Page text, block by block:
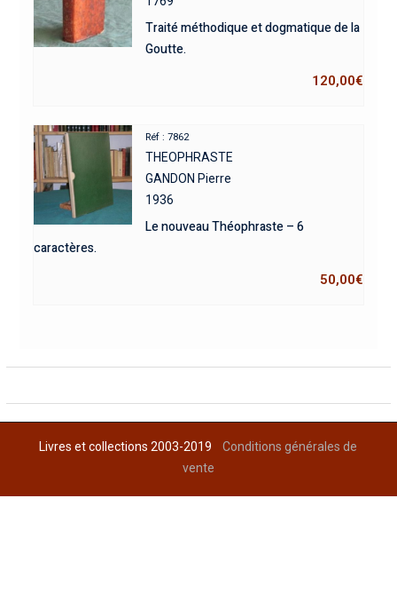
Traité méthodique et dogmatique de la
Goutte.
120,00€
Réf : 7862
THEOPHRASTE
GANDON Pierre
1936
Le nouveau Théophraste – 6
caractères.
50,00€
Livres et collections 2003-2019Conditions générales de
vente